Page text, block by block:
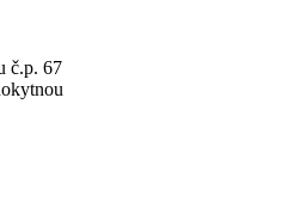
č.p. 67